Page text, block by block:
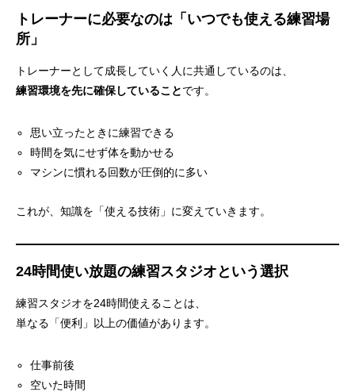
トレーナーに必要なのは「いつでも使える練習場
所」
トレーナーとして成長していく人に共通しているのは、
練習環境を先に確保していることです。
思い立ったときに練習できる
時間を気にせず体を動かせる
マシンに慣れる回数が圧倒的に多い
これが、知識を「使える技術」に変えていきます。
24時間使い放題の練習スタジオという選択
練習スタジオを24時間使えることは、
単なる「便利」以上の価値があります。
仕事前後
空いた時間